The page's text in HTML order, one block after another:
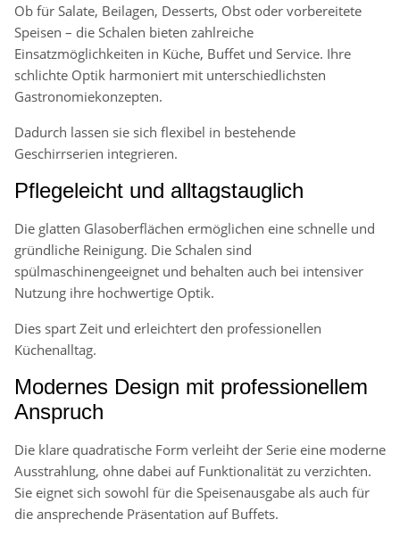
Ob für Salate, Beilagen, Desserts, Obst oder vorbereitete
Speisen – die Schalen bieten zahlreiche
Einsatzmöglichkeiten in Küche, Buffet und Service. Ihre
schlichte Optik harmoniert mit unterschiedlichsten
Gastronomiekonzepten.
Dadurch lassen sie sich flexibel in bestehende
Geschirrserien integrieren.
Pflegeleicht und alltagstauglich
Die glatten Glasoberflächen ermöglichen eine schnelle und
gründliche Reinigung. Die Schalen sind
spülmaschinengeeignet und behalten auch bei intensiver
Nutzung ihre hochwertige Optik.
Dies spart Zeit und erleichtert den professionellen
Küchenalltag.
Modernes Design mit professionellem
Anspruch
Die klare quadratische Form verleiht der Serie eine moderne
Ausstrahlung, ohne dabei auf Funktionalität zu verzichten.
Sie eignet sich sowohl für die Speisenausgabe als auch für
die ansprechende Präsentation auf Buffets.